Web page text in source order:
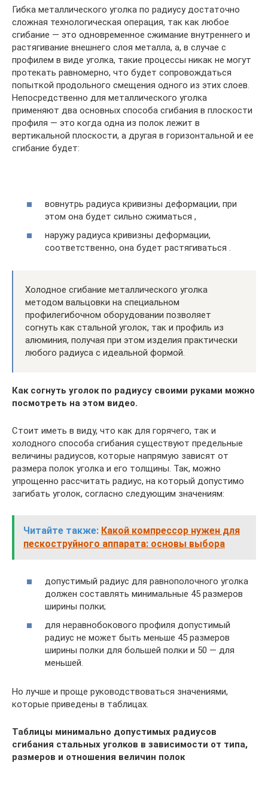
Гибка металлического уголка по радиусу достаточно
сложная технологическая операция, так как любое
сгибание — это одновременное сжимание внутреннего и
растягивание внешнего слоя металла, а, в случае с
профилем в виде уголка, такие процессы никак не могут
протекать равномерно, что будет сопровождаться
попыткой продольного смещения одного из этих слоев.
Непосредственно для металлического уголка
применяют два основных способа сгибания в плоскости
профиля — это когда одна из полок лежит в
вертикальной плоскости, а другая в горизонтальной и ее
сгибание будет:
вовнутрь радиуса кривизны деформации, при
этом она будет сильно сжиматься ,
наружу радиуса кривизны деформации,
соответственно, она будет растягиваться .
Холодное сгибание металлического уголка
методом вальцовки на специальном
профилегибочном оборудовании позволяет
согнуть как стальной уголок, так и профиль из
алюминия, получая при этом изделия практически
любого радиуса с идеальной формой.
Как согнуть уголок по радиусу своими руками можно
посмотреть на этом видео.
Стоит иметь в виду, что как для горячего, так и
холодного способа сгибания существуют предельные
величины радиусов, которые напрямую зависят от
размера полок уголка и его толщины. Так, можно
упрощенно рассчитать радиус, на который допустимо
загибать уголок, согласно следующим значениям:
Читайте также: Какой компрессор нужен для
пескоструйного аппарата: основы выбора
допустимый радиус для равнополочного уголка
должен составлять минимальные 45 размеров
ширины полки;
для неравнобокового профиля допустимый
радиус не может быть меньше 45 размеров
ширины полки для большей полки и 50 — для
меньшей.
Но лучше и проще руководствоваться значениями,
которые приведены в таблицах.
Таблицы минимально допустимых радиусов
сгибания стальных уголков в зависимости от типа,
размеров и отношения величин полок